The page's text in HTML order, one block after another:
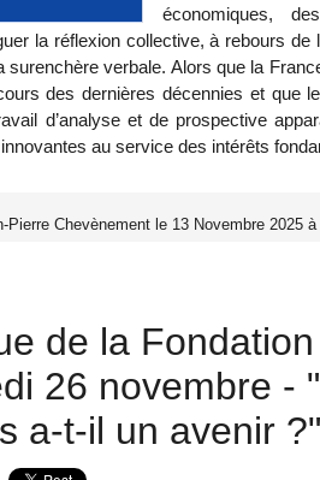
économiques,
la réflexion collective, à rebours
surenchère verbale. Alors que la
des dernières décennies et que
d’analyse et de prospective
au service des intérêts
Pierre Chevènement le 13 Novembre 2025
de la
26 novembre -
a-t-il un avenir ?"